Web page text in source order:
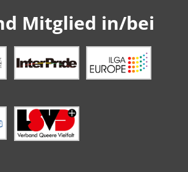
Mitglied in/bei